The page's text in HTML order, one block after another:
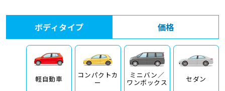
ボディタイプ
軽自動車 コンパクトカ
ー
ミニバン／
ワンボックス セダン
価格